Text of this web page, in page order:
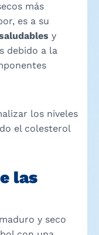
más
es a su
y
debido a la
los niveles
el colesterol
las
y seco